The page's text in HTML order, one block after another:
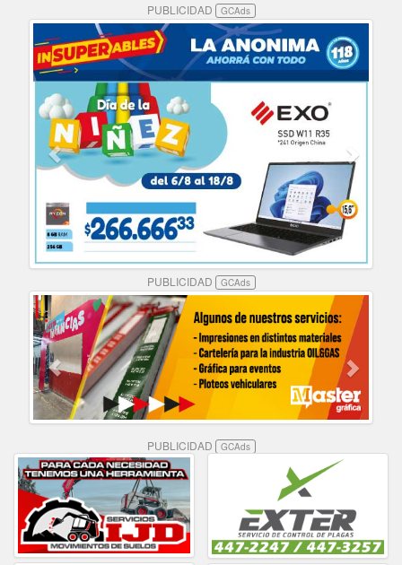
PUBLICIDAD GCAds
PUBLICIDAD GCAds
PUBLICIDAD GCAds